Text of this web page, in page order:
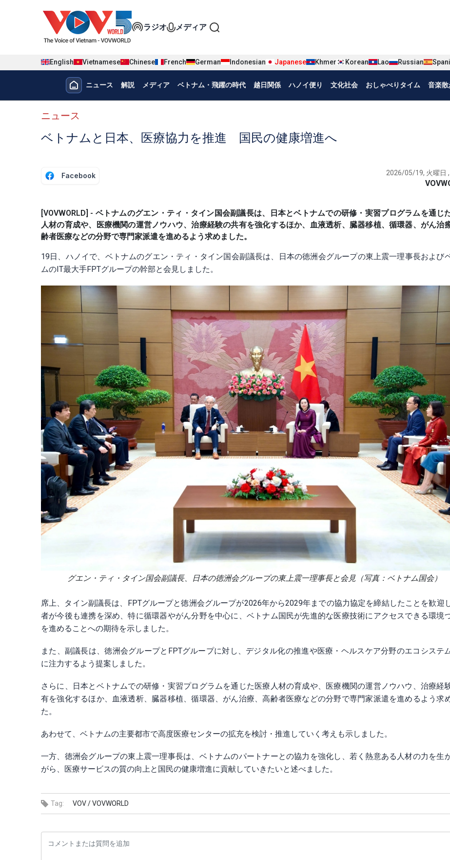
Đa phương tiện tiếng Nhật
ラジオ メディア
English Vietnamese Chinese French German Indonesian Japanese Khmer Korean Lao Russian
Menu trang chủ tiếng nhật
ニュース 解説 メディア ベトナム・飛躍の時代 越日関係 ハノイ便り 文化社会 おしゃべりタイム 音楽散
menu phụ tiếng Nhật
ニュース
ベトナムと日本、医療協力を推進 国民の健康増進へ
Facebook 2026/05/19, 火曜日
[VOVWORLD] - ベトナムのグエン・ティ・タイン国会副議長は、日本とベトナムでの研修・実習プログラムを通じ
人材の育成や、医療機関の運営ノウハウ、治療経験の共有を強化するほか、血液透析、臓器移植、循環器、がん治
齢者医療などの分野で専門家派遣を進めるよう求めました。
19日、ハノイで、ベトナムのグエン・ティ・タイン国会副議長は、日本の徳洲会グループの東上震一理事長および
ムのIT最大手FPTグループの幹部と会見しました。
グエン・ティ・タイン国会副議長、日本の徳洲会グループの東上震一理事長と会見（写真：ベトナム国会）
席上、タイン副議長は、FPTグループと徳洲会グループが2026年から2029年までの協力協定を締結したことを歓迎
者が今後も連携を深め、特に循環器やがん分野を中心に、ベトナム国民が先進的な医療技術にアクセスできる環境
を進めることへの期待を示しました。
また、副議長は、徳洲会グループとFPTグループに対し、デジタル化の推進や医療・ヘルスケア分野のエコシステ
に注力するよう提案しました。
さらに、日本とベトナムでの研修・実習プログラムを通じた医療人材の育成や、医療機関の運営ノウハウ、治療経
有を強化するほか、血液透析、臓器移植、循環器、がん治療、高齢者医療などの分野で専門家派遣を進めるよう求
た。
あわせて、ベトナムの主要都市で高度医療センターの拡充を検討・推進していく考えも示しました。
一方、徳洲会グループの東上震一理事長は、ベトナムのパートナーとの協力を強化し、若く熱意ある人材の力を生
がら、医療サービスの質の向上と国民の健康増進に貢献していきたいと述べました。
Tag: VOV /VOVWORLD